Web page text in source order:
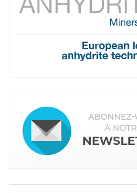
Conçue pour découper
matériaux de
sécurité et confort de
écologique. Electrique
Depuis la fin d’année
nouvelle carte sur le
scies sur table